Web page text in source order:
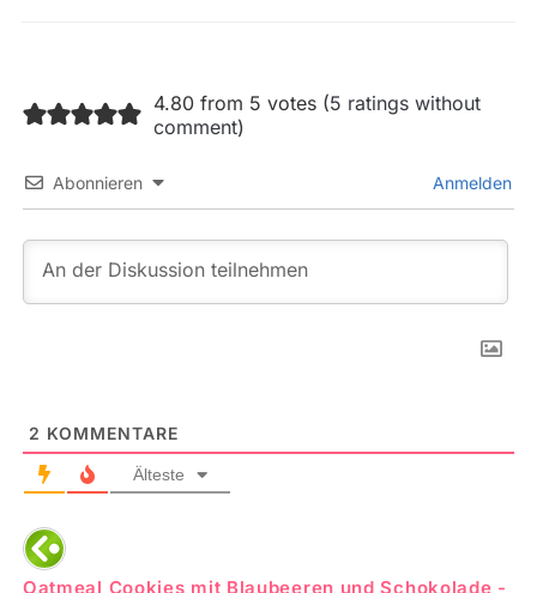
4.80 from 5 votes (5 ratings without
comment)
Abonnieren Anmelden
2 KOMMENTARE
Älteste
Oatmeal Cookies mit Blaubeeren und Schokolade -